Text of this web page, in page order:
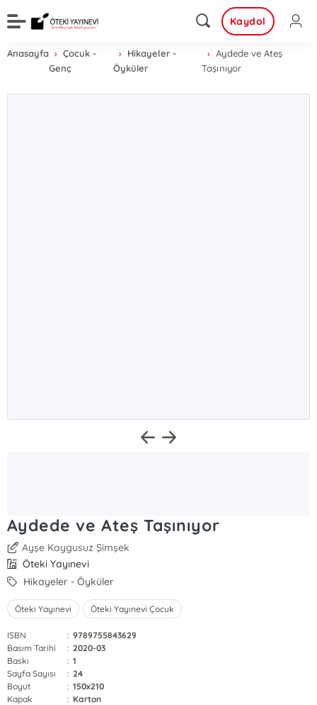
Kaydol
Anasayfa
Çocuk -
Genç
Hikayeler -
Öyküler
Aydede ve Ateş
Taşınıyor
Aydede ve Ateş Taşınıyor
Ayşe Kaygusuz Şimşek
Öteki Yayınevi
Hikayeler - Öyküler
Öteki Yayınevi Öteki Yayınevi Çocuk
ISBN : 9789755843629
Basım Tarihi
: 2020-03
Baskı
: 1
Sayfa Sayısı
: 24
Boyut
: 150x210
Kapak
: Karton